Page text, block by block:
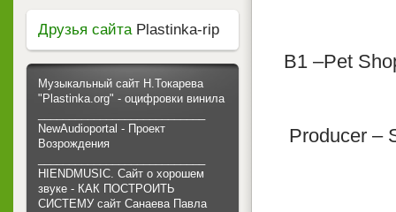
B1 –Pet
Producer –
Друзья сайтаPlastinka-rip
Музыкальный сайт Н.Токарева
"Plastinka.org" - оцифровки винила
NewAudioportal - Проект
Возрождения
HIENDMUSIC. Сайт о хорошем
звуке - КАК ПОСТРОИТЬ
СИСТЕМУ сайт Санаева Павла